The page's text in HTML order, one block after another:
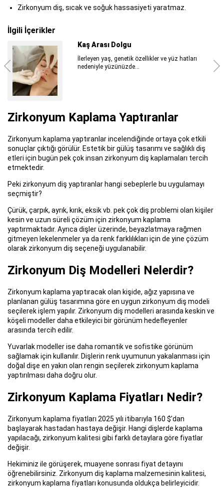
Zirkonyum diş, sıcak ve soğuk hassasiyeti yaratmaz.
İlgili İçerikler
Yenilikçi Bir Anti-Aging Uygulaması:
HArmonyCA dolgu, kolajen üretiminin
Zirkonyum Kaplama Yaptıranlar
Zirkonyum kaplama yaptıranlar incelendiğinde ortaya çok etkili
sonuçlar çıktığı görülür. Estetik bir gülüş tasarımı ve sağlıklı diş
etleri için bugün pek çok insan zirkonyum diş kaplamaları tercih
etmektedir.
Peki zirkonyum diş yaptıranlar hangi sebeplerle bu uygulamayı
seçmiştir?
Çürük, çarpık, ayrık, kırık, eksik vb. pek çok diş problemi olan kişiler
kesin ve uzun süreli çözüm için zirkonyum kaplama
yaptırmaktadır. Ayrıca dişler üzerinde, beyazlatmaya rağmen
gitmeyen lekelenmeler ya da renk farklılıkları için de yine çözüm
olarak zirkonyum diş seçeneği uygulanabilir.
Zirkonyum Diş Modelleri Nelerdir?
Zirkonyum kaplama yaptıracak olan kişide, ağız yapısına ve
planlanan gülüş tasarımına göre en uygun zirkonyum diş modeli
seçilerek işlem yapılır. Zirkonyum diş modelleri arasında keskin ve
köşeli modeller daha etkileyici bir görünüm hedefleyenler
arasında tercih edilir.
Yuvarlak modeller ise daha romantik ve sofistike görünüm
sağlamak için kullanılır. Dişlerin renk uyumunun yakalanması için
doğal dişe en yakın olan rengin seçilerek zirkonyum kaplama
yaptırılması daha doğru olur.
Zirkonyum Kaplama Fiyatları Nedir?
Zirkonyum kaplama fiyatları 2025 yılı itibarıyla 160 $’dan
başlayarak hastadan hastaya değişir. Hangi dişlerde kaplama
yapılacağı, zirkonyum kalitesi gibi farklı detaylara göre fiyatlar
değişir.
Hekiminiz ile görüşerek, muayene sonrası fiyat detayını
öğrenebilirsiniz. Zirkonyum diş kaplama malzemesinin kalitesi,
zirkonyum kaplama fiyatları konusunda oldukça belirleyicidir.